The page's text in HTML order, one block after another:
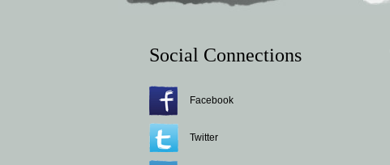
Social Connections
Facebook
Twitter